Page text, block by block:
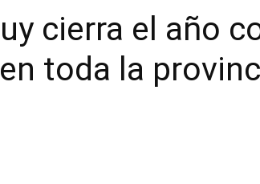
cierra el año
toda la